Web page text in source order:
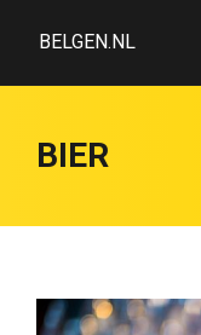
BELGEN.NL
BIER